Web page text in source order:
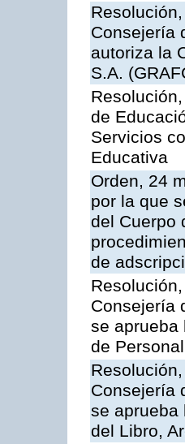
Consejería
autoriza la
S.A.
de
Servicios
Educativa
Orden, 24
por la que
del Cuerpo
de
Consejería
se aprueba
de Personal
Consejería
se aprueba
del Libro,